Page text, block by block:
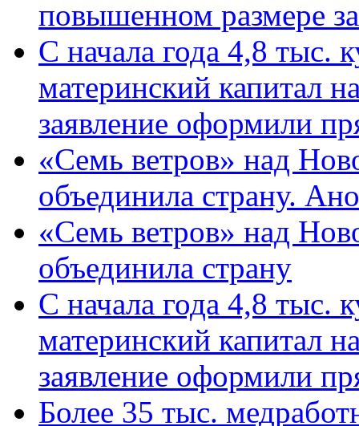
повышенном размере
С начала года 4,8 тыс.
материнский капитал
заявление оформили
«Семь ветров» над
объединила страну.
«Семь ветров» над
объединила страну
С начала года 4,8 тыс.
материнский капитал
заявление оформили
Более 35 тыс.